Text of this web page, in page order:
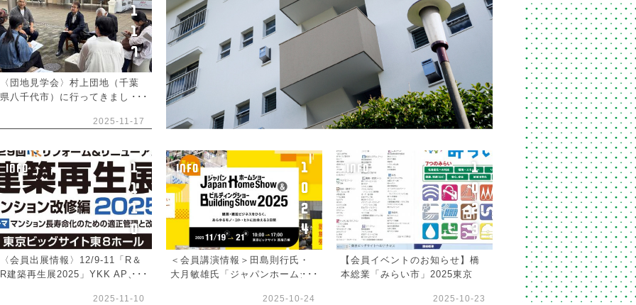
1
1
7
〈団地見学会〉村上団地（千葉
県八千代市）に行ってきまし
2025-11-17
INFO
1
1
1
0
〈会員出展情報〉12/9-11「R＆
R建築再生展2025」YKK AP、長
2025-11-10
INFO
1
0
2
4
＜会員講演情報＞田島則行氏・
大月敏雄氏「ジャパンホームシ
2025-10-24
INFO
1
0
2
3
【会員イベントのお知らせ】橋
本総業「みらい市」2025東京
2025-10-23